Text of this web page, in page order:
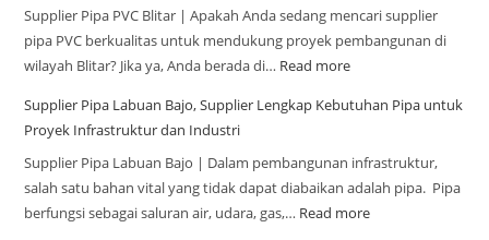
Supplier Pipa PVC Blitar | Apakah Anda sedang mencari supplier
pipa PVC berkualitas untuk mendukung proyek pembangunan di
wilayah Blitar? Jika ya, Anda berada di… Read more
Supplier Pipa Labuan Bajo, Supplier Lengkap Kebutuhan Pipa untuk
Proyek Infrastruktur dan Industri
Supplier Pipa Labuan Bajo | Dalam pembangunan infrastruktur,
salah satu bahan vital yang tidak dapat diabaikan adalah pipa. Pipa
berfungsi sebagai saluran air, udara, gas,… Read more